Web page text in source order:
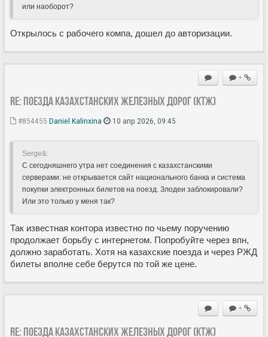
или наоборот?
Открылось с рабочего компа, дошел до авторизации.
+
Re: Поезда Казахстанских железных дорог (КТЖ)
#854455 Daniel Kalinxina 10 апр 2026, 09:45
Serge&:
С сегодняшнего утра нет соединения с казахстанскими
серверами: не открывается сайт национального банка и система
покупки электронных билетов на поезд. Злодеи заблокировали?
Или это только у меня так?
Так известная контора известно по чьему поручению
продолжает борьбу с интернетом. Попробуйте через впн,
должно заработать. Хотя на казахские поезда и через РЖД
билеты вполне себе берутся по той же цене.
+
Re: Поезда Казахстанских железных дорог (КТЖ)